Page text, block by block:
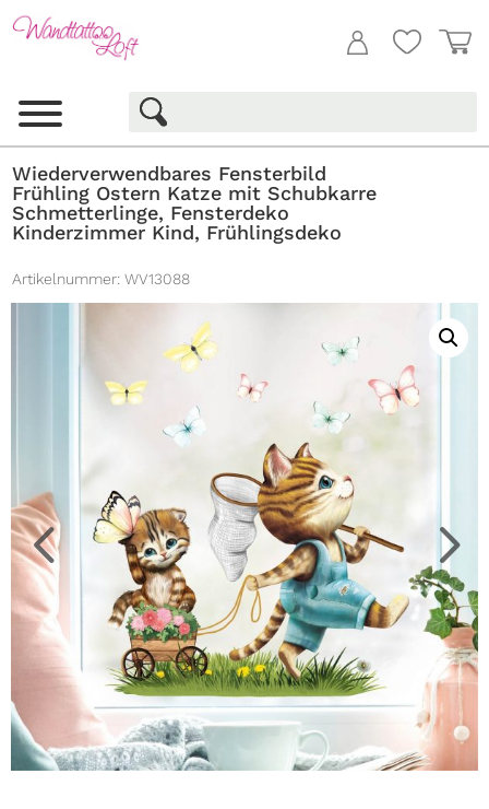
Wiederverwendbares Fensterbild
Frühling Ostern Katze mit Schubkarre
Schmetterlinge, Fensterdeko
Kinderzimmer Kind, Frühlingsdeko
Artikelnummer: WV13088